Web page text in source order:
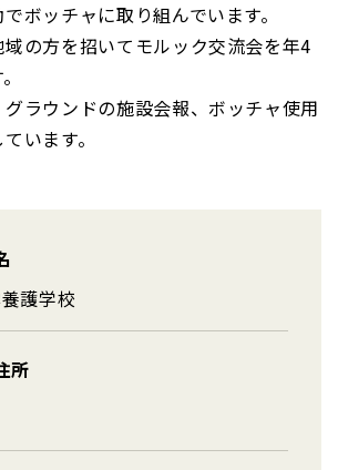
ボッチャに取り組んでいます。
域の方を招いてモルック交流会を年4
グラウンドの施設会報、ボッチャ使用
います。
護学校
所